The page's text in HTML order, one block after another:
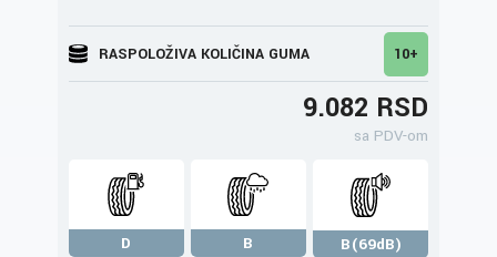
RASPOLOŽIVA KOLIČINA GUMA 10+
9.082 RSD
sa PDV-om
D B
B(69dB)